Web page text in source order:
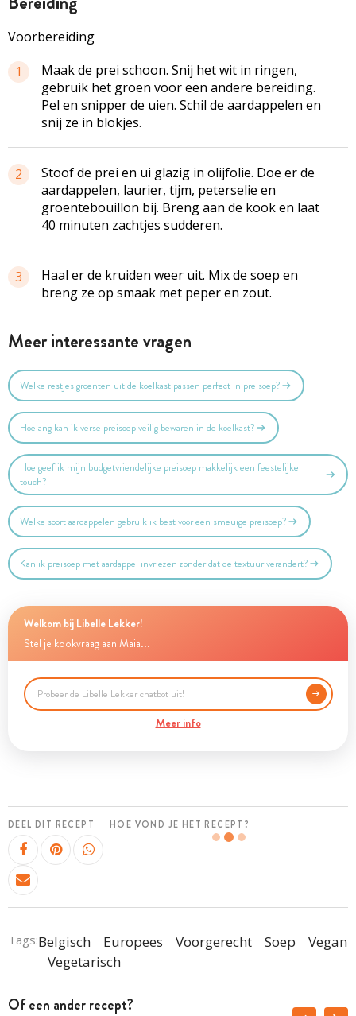
Voorbereiding
1
Maak de prei schoon. Snij het wit in ringen,
gebruik het groen voor een andere bereiding.
Pel en snipper de uien. Schil de aardappelen en
snij ze in blokjes.
2
Stoof de prei en ui glazig in olijfolie. Doe er de
aardappelen, laurier, tijm, peterselie en
groentebouillon bij. Breng aan de kook en laat
40 minuten zachtjes sudderen.
3
Haal er de kruiden weer uit. Mix de soep en
breng ze op smaak met peper en zout.
Meer interessante vragen
Welke restjes groenten uit de koelkast passen perfect in preisoep?
Hoelang kan ik verse preisoep veilig bewaren in de koelkast?
Hoe geef ik mijn budgetvriendelijke preisoep makkelijk een feestelijke
touch?
Welke soort aardappelen gebruik ik best voor een smeuïge preisoep?
Kan ik preisoep met aardappel invriezen zonder dat de textuur verandert?
Welkom bij Libelle Lekker!
Stel je kookvraag aan Maia...
Meer info
DEEL DIT RECEPT HOE VOND JE HET RECEPT?
Tags:Belgisch Europees Voorgerecht Soep
Vegan
Vegetarisch
Of een ander recept?